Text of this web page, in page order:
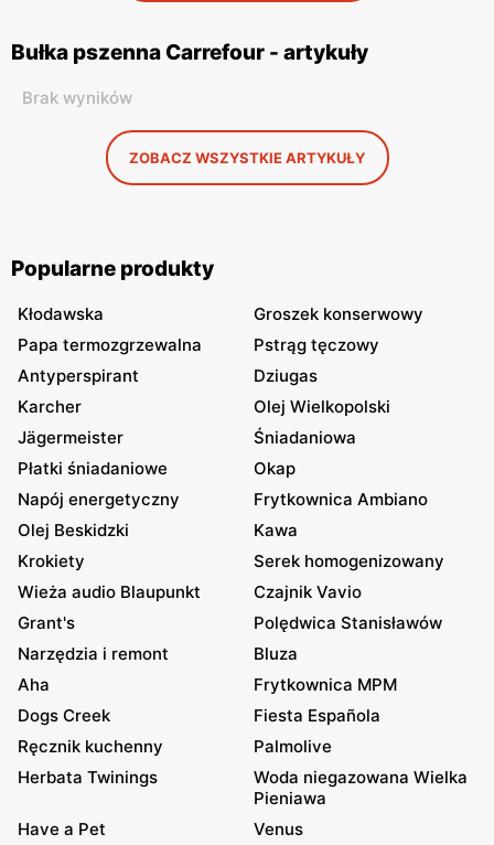
Bułka pszenna Carrefour - artykuły
Brak wyników
ZOBACZ WSZYSTKIE ARTYKUŁY
Popularne produkty
Kłodawska
Groszek konserwowy
Papa termozgrzewalna
Pstrąg tęczowy
Antyperspirant
Dziugas
Karcher
Olej Wielkopolski
Jägermeister
Śniadaniowa
Płatki śniadaniowe
Okap
Napój energetyczny
Frytkownica Ambiano
Olej Beskidzki
Kawa
Krokiety
Serek homogenizowany
Wieża audio Blaupunkt
Czajnik Vavio
Grant's
Polędwica Stanisławów
Narzędzia i remont
Bluza
Aha
Frytkownica MPM
Dogs Creek
Fiesta Española
Ręcznik kuchenny
Palmolive
Herbata Twinings
Woda niegazowana Wielka
Pieniawa
Have a Pet
Venus